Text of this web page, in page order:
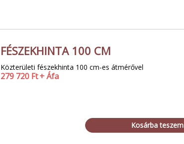
FÉSZEKHINTA 100 CM
Közterületi fészekhinta 100 cm-es átmérővel
279 720 Ft+ Áfa
Kosárba teszem